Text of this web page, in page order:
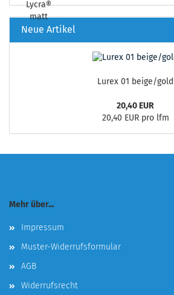
Neue Artikel
Lurex 01 beige/gold
20,40 EUR
20,40 EUR pro lfm
Mehr über...
Impressum
Muster-Widerrufsformular
AGB
Widerrufsrecht